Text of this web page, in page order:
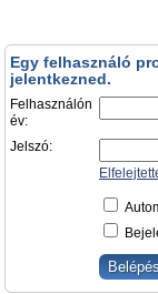
Egy felhasználó
jelentkezned.
Felhasználón
év:
Jelszó: